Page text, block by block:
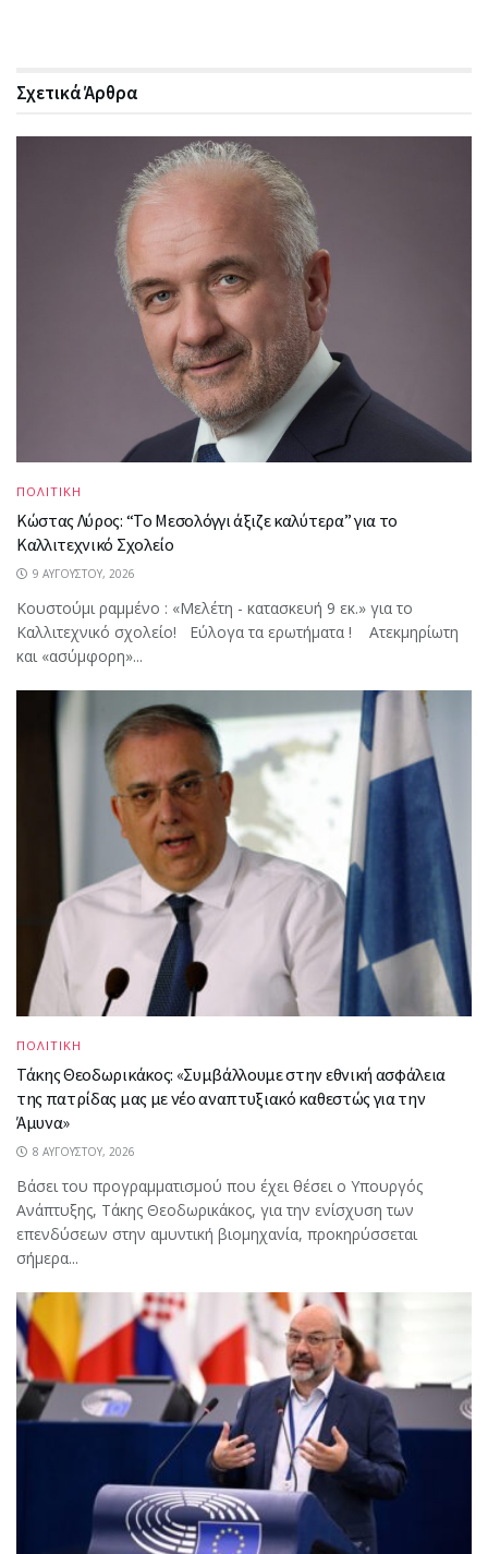
ΣχετικάΆρθρα
ΠΟΛΙΤΙΚΗ
Κώστας Λύρος: “Το Μεσολόγγι άξιζε καλύτερα” για το
Καλλιτεχνικό Σχολείο
9 ΑΥΓΟΎΣΤΟΥ, 2026
Κουστούμι ραμμένο : «Μελέτη - κατασκευή 9 εκ.» για το
Καλλιτεχνικό σχολείο! Εύλογα τα ερωτήματα ! Ατεκμηρίωτη
και «ασύμφορη»...
ΠΟΛΙΤΙΚΗ
Τάκης Θεοδωρικάκος: «Συμβάλλουμε στην εθνική ασφάλεια
της πατρίδας μας με νέο αναπτυξιακό καθεστώς για την
Άμυνα»
8 ΑΥΓΟΎΣΤΟΥ, 2026
Βάσει του προγραμματισμού που έχει θέσει ο Υπουργός
Ανάπτυξης, Τάκης Θεοδωρικάκος, για την ενίσχυση των
επενδύσεων στην αμυντική βιομηχανία, προκηρύσσεται
σήμερα...